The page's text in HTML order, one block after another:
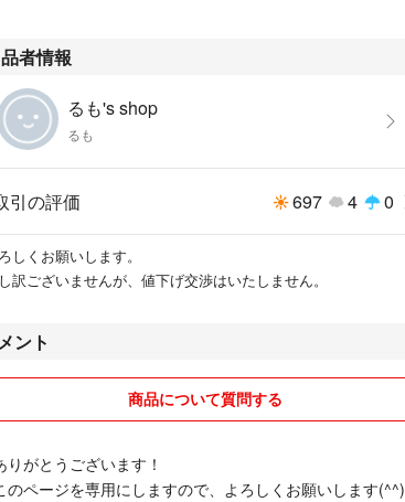
者情報
るも's shop
るも
引の評価 697 4 0
しくお願いします。
訳ございませんが、値下げ交渉はいたしません。
ント
商品について質問する
りがとうございます！
のページを専用にしますので、よろしくお願いします(^^)